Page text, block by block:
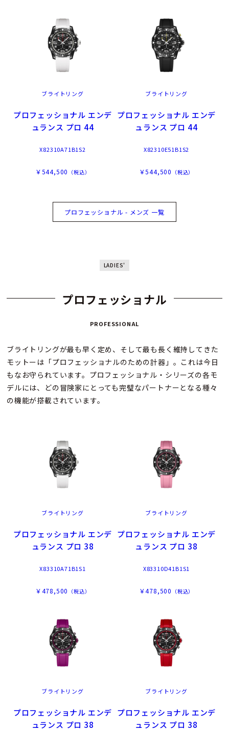
ブライトリング
プロフェッショナル エンデ
ュランス プロ 44
X82310A71B1S2
￥544,500 （税込）
ブライトリング
プロフェッショナル エンデ
ュランス プロ 44
X82310E51B1S2
￥544,500 （税込）
プロフェッショナル - メンズ 一覧
LADIES'
プロフェッショナル
PROFESSIONAL
ブライトリングが最も早く定め、そして最も長く維持してきた
モットーは「プロフェッショナルのための計器」。これは今日
もなお守られています。プロフェッショナル・シリーズの各モ
デルには、どの冒険家にとっても完璧なパートナーとなる種々
の機能が搭載されています。
ブライトリング
プロフェッショナル エンデ
ュランス プロ 38
X83310A71B1S1
￥478,500 （税込）
ブライトリング
プロフェッショナル エンデ
ュランス プロ 38
X83310D41B1S1
￥478,500 （税込）
ブライトリング
プロフェッショナル エンデ
ュランス プロ 38
ブライトリング
プロフェッショナル エンデ
ュランス プロ 38